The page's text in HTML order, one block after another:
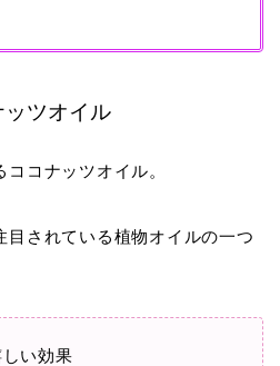
ツオイル
コナッツオイル。
目されている植物オイルの一つ
い効果